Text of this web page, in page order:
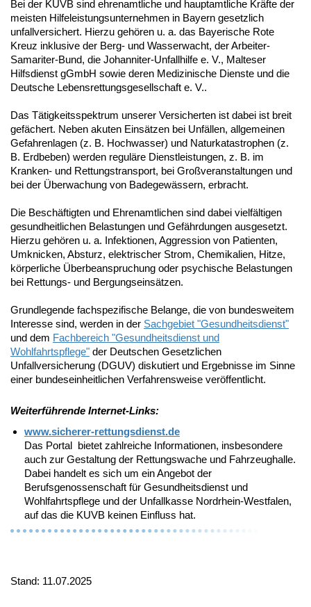
Bei der KUVB sind ehrenamtliche und hauptamtliche Kräfte der
meisten Hilfeleistungsunternehmen in Bayern gesetzlich
unfallversichert. Hierzu gehören u. a. das Bayerische Rote
Kreuz inklusive der Berg- und Wasserwacht, der Arbeiter-
Samariter-Bund, die Johanniter-Unfallhilfe e. V., Malteser
Hilfsdienst gGmbH sowie deren Medizinische Dienste und die
Deutsche Lebensrettungsgesellschaft e. V..
Das Tätigkeitsspektrum unserer Versicherten ist dabei ist breit
gefächert. Neben akuten Einsätzen bei Unfällen, allgemeinen
Gefahrenlagen (z. B. Hochwasser) und Naturkatastrophen (z.
B. Erdbeben) werden reguläre Dienstleistungen, z. B. im
Kranken- und Rettungstransport, bei Großveranstaltungen und
bei der Überwachung von Badegewässern, erbracht.
Die Beschäftigten und Ehrenamtlichen sind dabei vielfältigen
gesundheitlichen Belastungen und Gefährdungen ausgesetzt.
Hierzu gehören u. a. Infektionen, Aggression von Patienten,
Umknicken, Absturz, elektrischer Strom, Chemikalien, Hitze,
körperliche Überbeanspruchung oder psychische Belastungen
bei Rettungs- und Bergungseinsätzen.
Grundlegende fachspezifische Belange, die von bundesweitem
Interesse sind, werden in der Sachgebiet "Gesundheitsdienst"
und dem Fachbereich "Gesundheitsdienst und
Wohlfahrtspflege" der Deutschen Gesetzlichen
Unfallversicherung (DGUV) diskutiert und Ergebnisse im Sinne
einer bundeseinheitlichen Verfahrensweise veröffentlicht.
Weiterführende Internet-Links:
www.sicherer-rettungsdienst.de
Das Portal bietet zahlreiche Informationen, insbesondere
auch zur Gestaltung der Rettungswache und Fahrzeughalle.
Dabei handelt es sich um ein Angebot der
Berufsgenossenschaft für Gesundheitsdienst und
Wohlfahrtspflege und der Unfallkasse Nordrhein-Westfalen,
auf das die KUVB keinen Einfluss hat.
Stand: 11.07.2025